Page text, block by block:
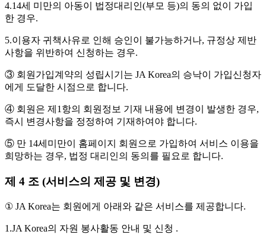
4.14세 미만의 아동이 법정대리인(부모 등)의 동의 없이 가입
한 경우.
5.이용자 귀책사유로 인해 승인이 불가능하거나, 규정상 제반
사항을 위반하여 신청하는 경우.
③ 회원가입계약의 성립시기는 JA Korea의 승낙이 가입신청자
에게 도달한 시점으로 합니다.
④ 회원은 제1항의 회원정보 기재 내용에 변경이 발생한 경우,
즉시 변경사항을 정정하여 기재하여야 합니다.
⑤ 만 14세미만이 홈페이지 회원으로 가입하여 서비스 이용을
희망하는 경우, 법정 대리인의 동의를 필요로 합니다.
제 4 조 (서비스의 제공 및 변경)
① JA Korea는 회원에게 아래와 같은 서비스를 제공합니다.
1.JA Korea의 자원 봉사활동 안내 및 신청 .